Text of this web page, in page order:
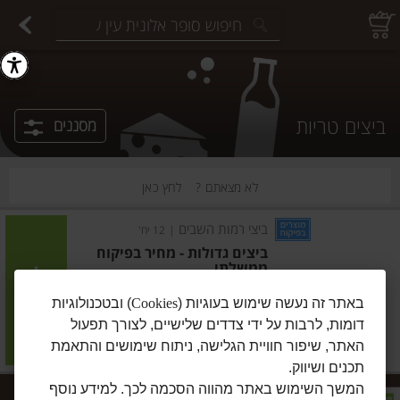
ביצים טריות מסננים
לא מצאתם ? לחץ כאן
ביצי רמות השבים 12 יח'
ביצים גדולות - מחיר בפיקוח
ממשלתי
מחיר מחירון ₪14.24
₪11.87 ל-10 יח'
הוסיפו באתר זה נעשה שימוש בעוגיות (Cookies) ובטכנולוגיות
דומות, לרבות על ידי צדדים שלישיים, לצורך תפעול
האתר, שיפור חוויית הגלישה, ניתוח שימושים והתאמת
תכנים ושיווק.
המשך השימוש באתר מהווה הסכמה לכך. למידע נוסף